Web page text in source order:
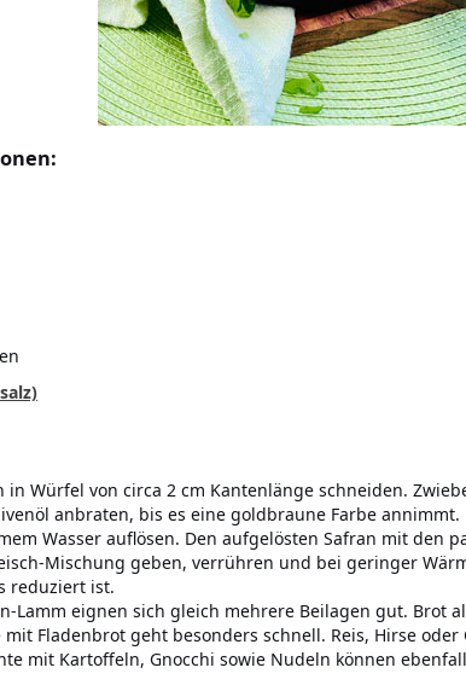
in Würfel von circa 2 cm Kantenlänge schneiden.
anbraten, bis es eine goldbraune Farbe
Wasser auflösen. Den aufgelösten Safran mit den
Mischung geben, verrühren und bei geringer
reduziert ist.
Lamm eignen sich gleich mehrere Beilagen gut. Brot
Fladenbrot geht besonders schnell. Reis, Hirse
mit Kartoffeln, Gnocchi sowie Nudeln können